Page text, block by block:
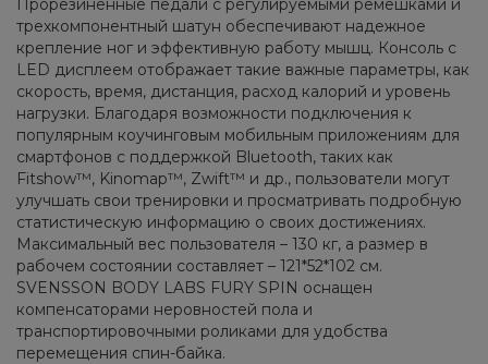
Прорезиненные педали с регулируемыми ремешками и
трехкомпонентный шатун обеспечивают надежное
крепление ног и эффективную работу мышц. Консоль с
LED дисплеем отображает такие важные параметры, как
скорость, время, дистанция, расход калорий и уровень
нагрузки. Благодаря возможности подключения к
популярным коучинговым мобильным приложениям для
смартфонов с поддержкой Bluetooth, таких как
Fitshow™, Kinomap™, Zwift™ и др., пользователи могут
улучшать свои тренировки и просматривать подробную
статистическую информацию о своих достижениях.
Максимальный вес пользователя – 130 кг, а размер в
рабочем состоянии составляет – 121*52*102 см.
SVENSSON BODY LABS FURY SPIN оснащен
компенсаторами неровностей пола и
транспортировочными роликами для удобства
перемещения спин-байка.